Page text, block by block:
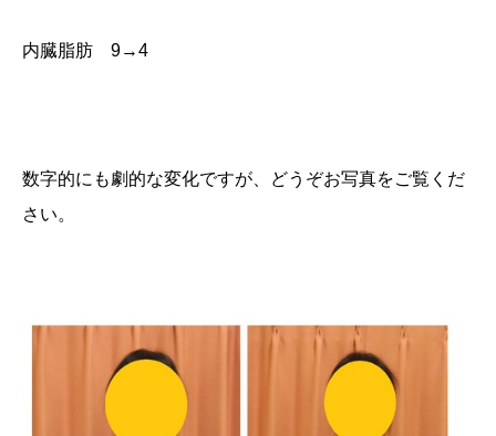
内臓脂肪 9→4
数字的にも劇的な変化ですが、どうぞお写真をご覧くだ
さい。